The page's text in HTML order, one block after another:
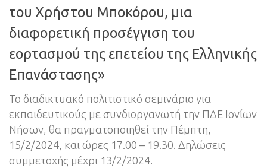
του Χρήστου Μποκόρου, μια
διαφορετική προσέγγιση του
εορτασμού της επετείου της Ελληνικής
Επανάστασης»
Το διαδικτυακό πολιτιστικό σεμινάριο για
εκπαιδευτικούς με συνδιοργανωτή την ΠΔΕ Ιονίων
Νήσων, θα πραγματοποιηθεί την Πέμπτη,
15/2/2024, και ώρες 17.00 – 19.30. Δηλώσεις
συμμετοχής μέχρι 13/2/2024.